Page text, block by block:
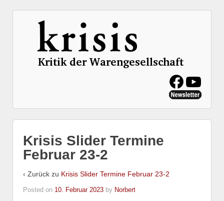
Krisis Slider Termine
Februar 23-2
‹ Zurück zu Krisis Slider Termine Februar 23-2
Posted on 10. Februar 2023 by Norbert